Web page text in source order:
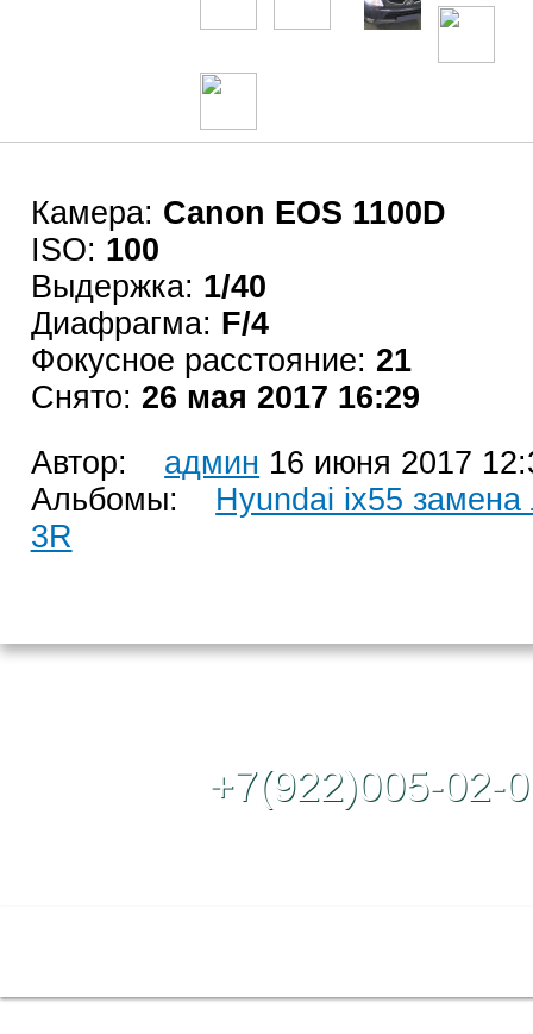
Камера: Canon EOS 1100D
ISO: 100
Выдержка: 1/40
Диафрагма: F/4
Фокусное расстояние: 21
Снято: 26 мая 2017 16:29
Автор:
админ 16 июня 2017
Альбомы:
Hyundai ix55 замена
3R
+7(922)005-02-